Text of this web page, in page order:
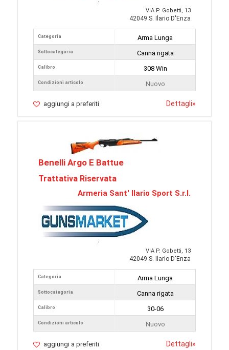
VIA P. Gobetti, 13
42049 S. Ilario D'Enza
Categoria
Sottocategoria
Calibro
Condizioni articolo
Arma Lunga
Canna rigata
308 Win
Nuovo
aggiungi a preferiti Dettagli»
Benelli Argo E Battue
Trattativa Riservata
Armeria Sant' Ilario Sport S.r.l.
VIA P. Gobetti, 13
42049 S. Ilario D'Enza
Categoria
Sottocategoria
Calibro
Condizioni articolo
Arma Lunga
Canna rigata
30-06
Nuovo
aggiungi a preferiti Dettagli»